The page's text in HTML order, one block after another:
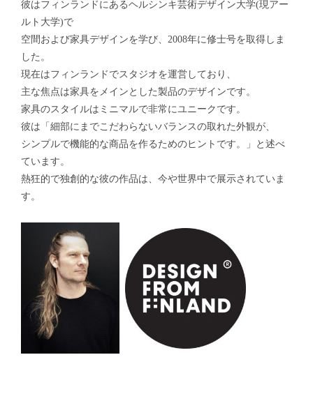
彼はフィンランドにあるヘルシンキ芸術デザイン大学(現アー
ルト大学)で
空間および家具デザインを学び、2008年に修士号を取得しま
した。
現在はフィンランドでスタジオを運営しており、
主な焦点は家具をメインとした製品のデザインです。
家具のスタイルはミニマルで非常にユニークです。
彼は「細部にまでこだわらないバランスの取れた外観が、
シンプルで機能的な商品を作るためのヒントです。」と述べ
ています。
熱狂的で独創的な彼の作品は、今や世界中で展示されていま
す。